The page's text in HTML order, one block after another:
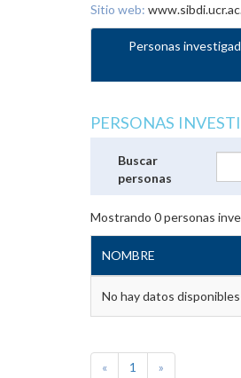
Sitio web:
Personas
PERSONAS
Buscar
personas
Mostrando 0personas
NOMBRE
No hay datos disponibles
« 1 »